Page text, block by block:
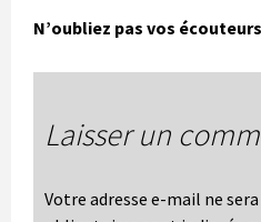
N’oubliez pas vos
Laisser un
Votre adresse e-mail ne